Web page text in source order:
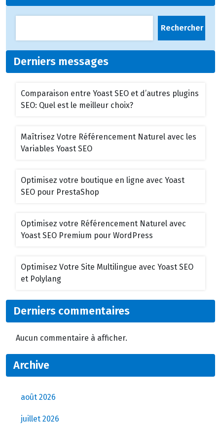
Rechercher
Derniers messages
Comparaison entre Yoast SEO et d’autres plugins
SEO: Quel est le meilleur choix?
Maîtrisez Votre Référencement Naturel avec les
Variables Yoast SEO
Optimisez votre boutique en ligne avec Yoast
SEO pour PrestaShop
Optimisez votre Référencement Naturel avec
Yoast SEO Premium pour WordPress
Optimisez Votre Site Multilingue avec Yoast SEO
et Polylang
Derniers commentaires
Aucun commentaire à afficher.
Archive
août 2026
juillet 2026